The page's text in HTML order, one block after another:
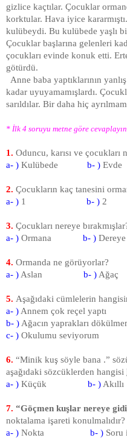
gizlice kaçtılar. Çocuklar
korktular. Hava iyice
kulübeydi. Bu kulübede yaşlı
Çocuklar başlarına gelenleri
çocukları evinde konuk etti.
götürdü.
Anne baba yaptıklarının
kadar uyuyamamışlardı.
sarıldılar. Bir daha hiç
* İlk 4 soruyu metne göre
1. Oduncu, karısı ve çocukları
a- ) Kulübede b- )
2. Çocukların kaç tanesini
a- ) 1 b- )
3. Çocukları nereye
a- ) Ormana b- )
4. Ormanda ne görüyorlar?
a- ) Aslan b- )
5. Aşağıdaki cümlelerin
a- ) Annem çok reçel yaptı
b- ) Ağacın yaprakları
c- ) Okulumu seviyorum
6. “Minik kuş söyle bana .”
aşağıdaki sözcüklerden hangisi
a- ) Küçük b- )
7. “Göçmen kuşlar nereye
noktalama işareti konulmalıdır?
a- ) Nokta b- )